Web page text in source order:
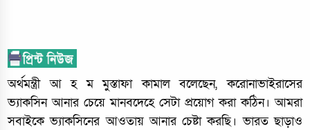
অর্থমন্ত্রী আ হ ম মুস্তাফা কামাল বলেছেন, করোনাভাইরাসের
ভ্যাকসিন আনার চেয়ে মানবদেহে সেটা প্রয়োগ করা কঠিন। আমরা
সবাইকে ভ্যাকসিনের আওতায় আনার চেষ্টা করছি। ভারত ছাড়াও